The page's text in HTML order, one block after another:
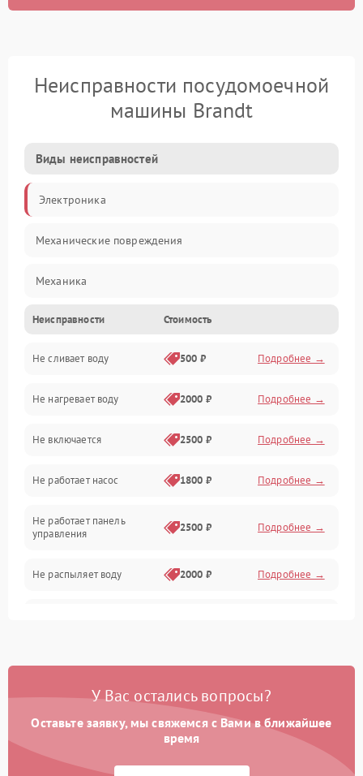
Неисправности посудомоечной
машины Brandt
Виды неисправностей
Электроника
Механические повреждения
Механика
Управление
Электропитание
Датчики
Нагрев
Вода
Гигиена
Программное обеспечение
Неисправности Стоимость
Не сливает воду 500 ₽ Подробнее →
Не нагревает воду 2000 ₽ Подробнее →
Не включается 2500 ₽ Подробнее →
Не работает насос 1800 ₽ Подробнее →
Не работает панель
управления
2500 ₽ Подробнее →
Не распыляет воду 2000 ₽ Подробнее →
Проблемы с набором
Не работает сушилка 2100 ₽ Подробнее →
Сбои в работе таймера 1700 ₽
У Вас остались вопросы?
Оставьте заявку, мы свяжемся с Вами в ближайшее
время